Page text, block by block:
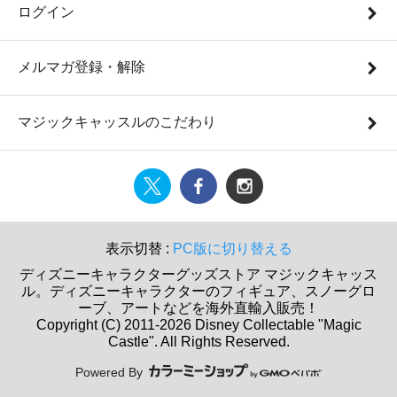
ログイン
メルマガ登録・解除
マジックキャッスルのこだわり
表示切替 : PC版に切り替える
ディズニーキャラクターグッズストア マジックキャッス
ル。ディズニーキャラクターのフィギュア、スノーグロ
ーブ、アートなどを海外直輸入販売！
Copyright (C) 2011-2026 Disney Collectable "Magic
Castle". All Rights Reserved.
Powered By